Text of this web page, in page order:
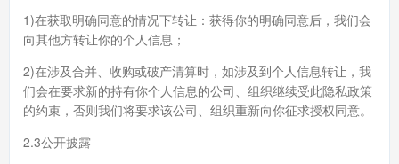
1)在获取明确同意的情况下转让：获得你的明确同意后，我们会
向其他方转让你的个人信息；
2)在涉及合并、收购或破产清算时，如涉及到个人信息转让，我
们会在要求新的持有你个人信息的公司、组织继续受此隐私政策
的约束，否则我们将要求该公司、组织重新向你征求授权同意。
2.3公开披露